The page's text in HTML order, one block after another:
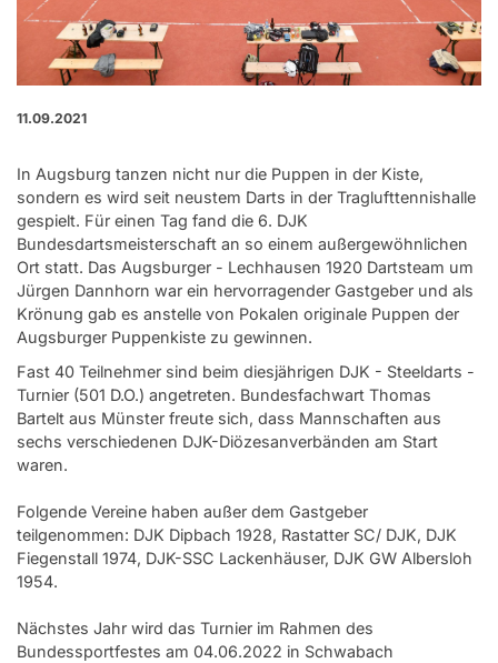
11.09.2021
In Augsburg tanzen nicht nur die Puppen in der Kiste,
sondern es wird seit neustem Darts in der Traglufttennishalle
gespielt. Für einen Tag fand die 6. DJK
Bundesdartsmeisterschaft an so einem außergewöhnlichen
Ort statt. Das Augsburger - Lechhausen 1920 Dartsteam um
Jürgen Dannhorn war ein hervorragender Gastgeber und als
Krönung gab es anstelle von Pokalen originale Puppen der
Augsburger Puppenkiste zu gewinnen.
Fast 40 Teilnehmer sind beim diesjährigen DJK - Steeldarts -
Turnier (501 D.O.) angetreten. Bundesfachwart Thomas
Bartelt aus Münster freute sich, dass Mannschaften aus
sechs verschiedenen DJK-Diözesanverbänden am Start
waren.
Folgende Vereine haben außer dem Gastgeber
teilgenommen: DJK Dipbach 1928, Rastatter SC/ DJK, DJK
Fiegenstall 1974, DJK-SSC Lackenhäuser, DJK GW Albersloh
1954.
Nächstes Jahr wird das Turnier im Rahmen des
Bundessportfestes am 04.06.2022 in Schwabach